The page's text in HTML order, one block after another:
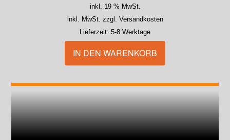
inkl. 19 % MwSt.
inkl. MwSt. zzgl. Versandkosten
Lieferzeit: 5-8 Werktage
IN DEN WARENKORB